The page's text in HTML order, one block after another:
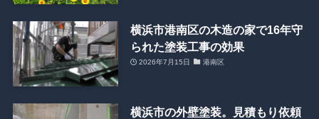
横浜市港南区の木造の家で16年守
られた塗装工事の効果
2026年7月15日 港南区
横浜市の外壁塗装。見積もり依頼